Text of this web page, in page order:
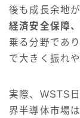
後も成長余地
経済安全保障
乗る分野であ
で大きく振れ
実際、WSTS
界半導体市場